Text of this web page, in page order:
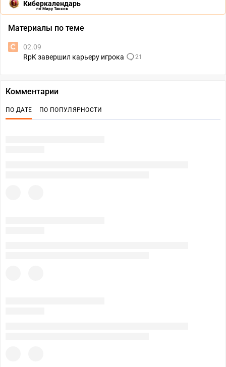
Киберкалендарь
по Миру Танков
Материалы по теме
02.09
RpK завершил карьеру игрока
21
Комментарии
ПО ДАТЕ ПО ПОПУЛЯРНОСТИ